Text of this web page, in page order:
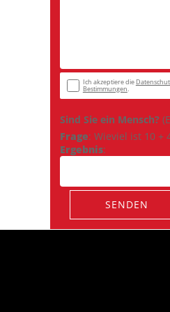
Ich akzeptiere die
Bestimmungen.
Sind Sie ein Mensch?
Frage: Wieviel ist 10 +
Ergebnis:
SENDEN